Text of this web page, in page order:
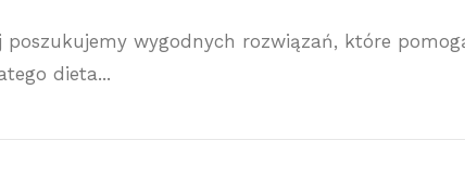
wygodnych rozwiązań, które
dieta...